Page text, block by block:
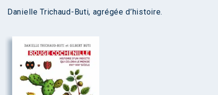
Danielle Trichaud-Buti, agrégée d’histoire.